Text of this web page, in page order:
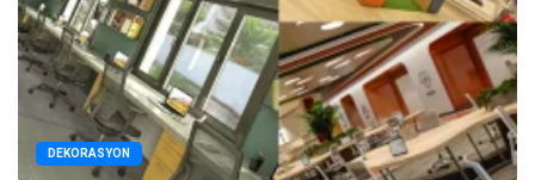
DEKORASYON